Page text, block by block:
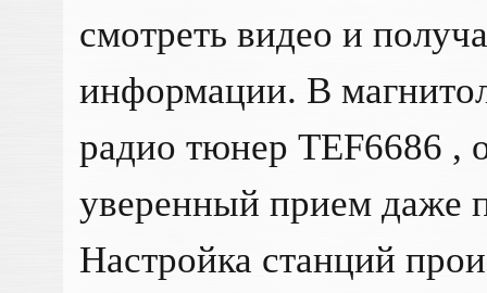
смотреть видео и
информации. В
радио тюнер TEF6686 ,
уверенный прием даже
Настройка станций